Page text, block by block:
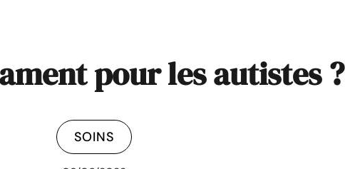
pour les autistes ?
SOINS